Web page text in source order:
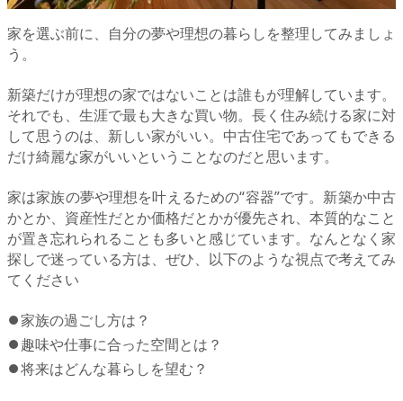
家を選ぶ前に、自分の夢や理想の暮らしを整理してみましょ
う。
新築だけが理想の家ではないことは誰もが理解しています。
それでも、生涯で最も大きな買い物。長く住み続ける家に対
して思うのは、新しい家がいい。中古住宅であってもできる
だけ綺麗な家がいいということなのだと思います。
家は家族の夢や理想を叶えるための“容器”です。新築か中古
かとか、資産性だとか価格だとかが優先され、本質的なこと
が置き忘れられることも多いと感じています。なんとなく家
探しで迷っている方は、ぜひ、以下のような視点で考えてみ
てください
⏺家族の過ごし方は？
⏺趣味や仕事に合った空間とは？
⏺将来はどんな暮らしを望む？